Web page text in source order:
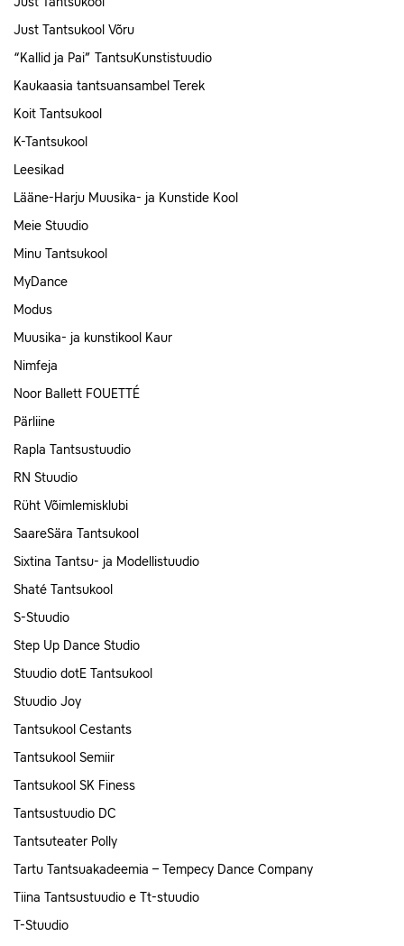
Just Tantsukool Võru
“Kallid ja Pai” TantsuKunstistuudio
Kaukaasia tantsuansambel Terek
Koit Tantsukool
K-Tantsukool
Leesikad
Lääne-Harju Muusika- ja Kunstide Kool
Meie Stuudio
Minu Tantsukool
MyDance
Modus
Muusika- ja kunstikool Kaur
Nimfeja
Noor Ballett FOUETTÉ
Pärliine
Rapla Tantsustuudio
RN Stuudio
Rüht Võimlemisklubi
SaareSära Tantsukool
Sixtina Tantsu- ja Modellistuudio
Shaté Tantsukool
S-Stuudio
Step Up Dance Studio
Stuudio dotE Tantsukool
Stuudio Joy
Tantsukool Cestants
Tantsukool Semiir
Tantsukool SK Finess
Tantsustuudio DC
Tantsuteater Polly
Tartu Tantsuakadeemia – Tempecy Dance Company
Tiina Tantsustuudio e Tt-stuudio
T-Stuudio